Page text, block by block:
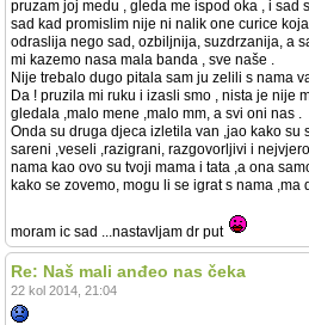
pruzam joj medu , gleda me ispod oka , i sad
sad kad promislim nije ni nalik one curice
odraslija nego sad, ozbiljnija, suzdrzanija, a
mi kazemo nasa mala banda , sve naše .
Nije trebalo dugo pitala sam ju zelili s nama
Da ! pruzila mi ruku i izasli smo , nista je nije
gledala ,malo mene ,malo mm, a svi oni nas .
Onda su druga djeca izletila van ,jao kako su
sareni ,veseli ,razigrani, razgovorljivi i
nama kao ovo su tvoji mama i tata ,a ona
kako se zovemo, mogu li se igrat s nama ,ma
moram ic sad ...nastavljam dr put
Re: Naš mali anđeo nas čeka
22 kol 2014, 21:04